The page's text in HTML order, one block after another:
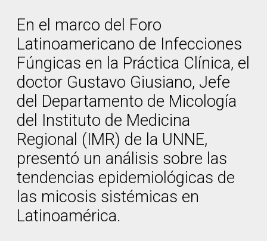
En el marco del Foro
Latinoamericano de Infecciones
Fúngicas en la Práctica Clínica, el
doctor Gustavo Giusiano, Jefe
del Departamento de Micología
del Instituto de Medicina
Regional (IMR) de la UNNE,
presentó un análisis sobre las
tendencias epidemiológicas de
las micosis sistémicas en
Latinoamérica.